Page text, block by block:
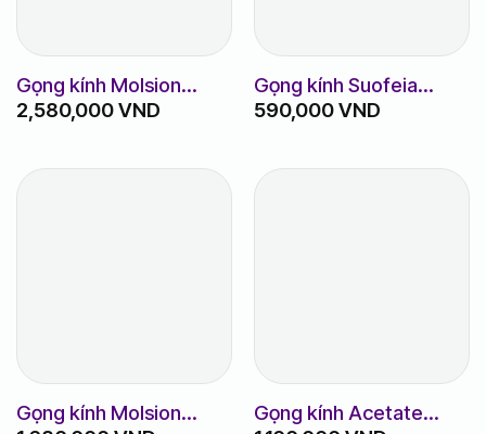
Gọng kính Molsion
MJ5079
2,580,000VND
Gọng kính Suofeia
m.LY32
590,000VND
Gọng kính Molsion
Gọng kính Acetate